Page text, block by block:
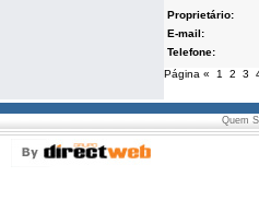
Proprietário:
E-mail:
Telefone:
Página « 1 2 3
Quem